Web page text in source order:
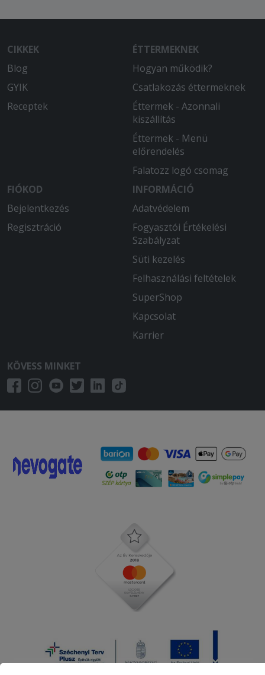
CIKKEK
Blog
GYIK
Receptek
ÉTTERMEKNEK
Hogyan működik?
Csatlakozás éttermeknek
Éttermek - Azonnali
kiszállítás
Éttermek - Menü
előrendelés
Falatozz logó csomag
FIÓKOD
Bejelentkezés
Regisztráció
INFORMÁCIÓ
Adatvédelem
Fogyasztói Értékelési
Szabályzat
Süti kezelés
Felhasználási feltételek
SuperShop
Kapcsolat
Karrier
KÖVESS MINKET